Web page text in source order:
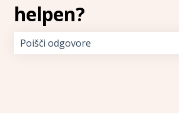
helpen?